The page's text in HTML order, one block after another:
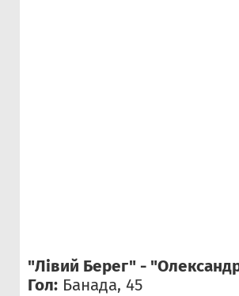
"Лівий Берег" -
Гол: Банада, 45